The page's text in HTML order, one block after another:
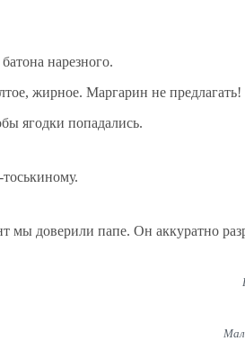
нарезного.
жирное. Маргарин не
ягодки попадались.
доверили папе. Он аккуратно